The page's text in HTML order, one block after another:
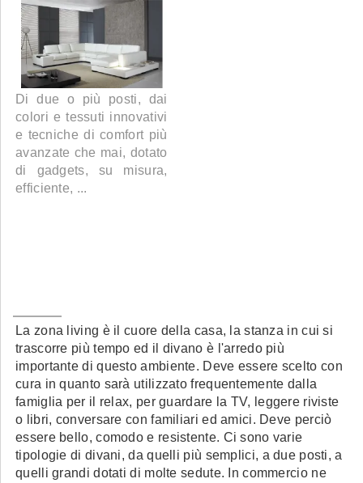
Di due o più posti, dai
colori e tessuti innovativi
e tecniche di comfort più
avanzate che mai, dotato
di gadgets, su misura,
efficiente, ...
La zona living è il cuore della casa, la stanza in cui si
trascorre più tempo ed il divano è l'arredo più
importante di questo ambiente. Deve essere scelto con
cura in quanto sarà utilizzato frequentemente dalla
famiglia per il relax, per guardare la TV, leggere riviste
o libri, conversare con familiari ed amici. Deve perciò
essere bello, comodo e resistente. Ci sono varie
tipologie di divani, da quelli più semplici, a due posti, a
quelli grandi dotati di molte sedute. In commercio ne